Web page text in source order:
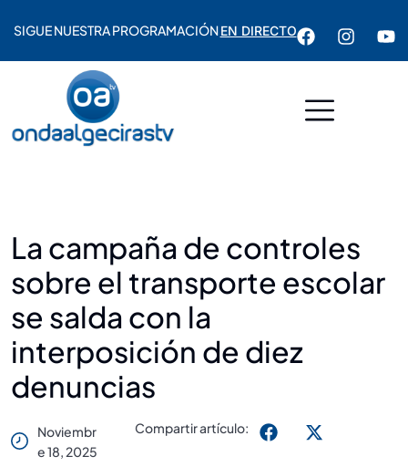
SIGUE NUESTRA PROGRAMACIÓNEN DIRECTO
La campaña de controles
sobre el transporte escolar
se salda con la
interposición de diez
denuncias
Noviembr
E 18, 2025
Compartir artículo: